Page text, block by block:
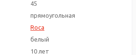
45
прямоугольная
Roca
белый
10 лет